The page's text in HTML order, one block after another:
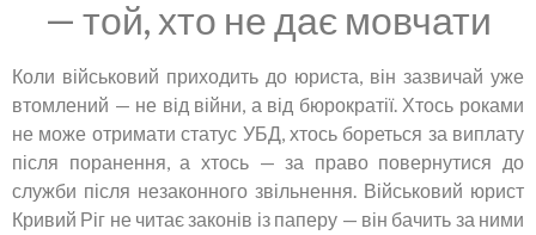
— той, хто не дає мовчати
Коли військовий приходить до юриста, він зазвичай уже
втомлений — не від війни, а від бюрократії. Хтось роками
не може отримати статус УБД, хтось бореться за виплату
після поранення, а хтось — за право повернутися до
служби після незаконного звільнення. Військовий юрист
Кривий Ріг не читає законів із паперу — він бачить за ними